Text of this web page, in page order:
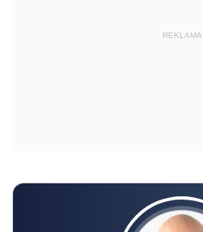
REKLAMA